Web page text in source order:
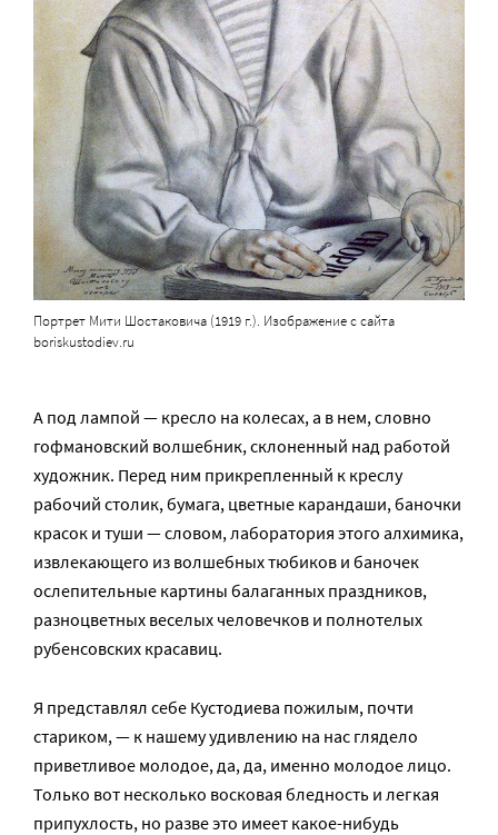
Портрет Мити Шостаковича (1919 г.). Изображение с сайта
boriskustodiev.ru
А под лампой — кресло на колесах, а в нем, словно
гофмановский волшебник, склоненный над работой
художник. Перед ним прикрепленный к креслу
рабочий столик, бумага, цветные карандаши, баночки
красок и туши — словом, лаборатория этого алхимика,
извлекающего из волшебных тюбиков и баночек
ослепительные картины балаганных праздников,
разноцветных веселых человечков и полнотелых
рубенсовских красавиц.
Я представлял себе Кустодиева пожилым, почти
стариком, — к нашему удивлению на нас глядело
приветливое молодое, да, да, именно молодое лицо.
Только вот несколько восковая бледность и легкая
припухлость, но разве это имеет какое-нибудь